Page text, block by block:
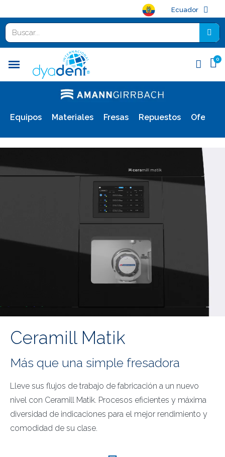
Ecuador
Equipos Materiales Fresas Repuestos Ofertas
Ceramill Matik
Más que una simple fresadora
Lleve sus flujos de trabajo de fabricación a un nuevo
nivel con Ceramill Matik. Procesos eficientes y máxima
diversidad de indicaciones para el mejor rendimiento y
comodidad de su clase.